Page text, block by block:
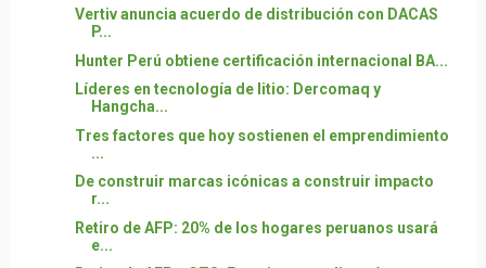
Vertiv anuncia acuerdo de distribución con DACAS
P...
Hunter Perú obtiene certificación internacional BA...
Líderes en tecnología de litio: Dercomaq y
Hangcha...
Tres factores que hoy sostienen el emprendimiento
...
De construir marcas icónicas a construir impacto
r...
Retiro de AFP: 20% de los hogares peruanos usará
e...